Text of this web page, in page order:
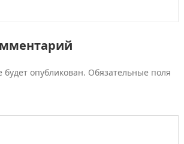
опубликован. Обязательные поля